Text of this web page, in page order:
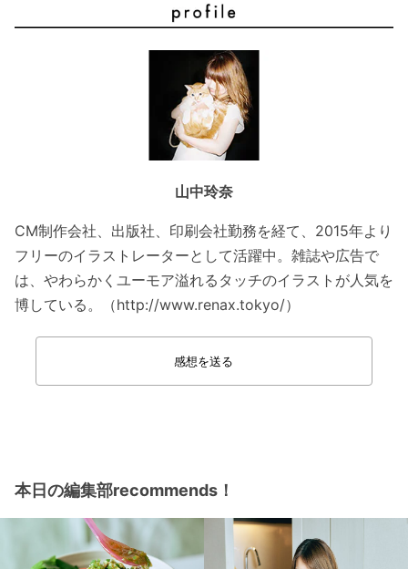
山中玲奈
CM制作会社、出版社、印刷会社勤務を経て、2015年より
フリーのイラストレーターとして活躍中。雑誌や広告で
は、やわらかくユーモア溢れるタッチのイラストが人気を
博している。（http://www.renax.tokyo/）
感想を送る
本日の編集部recommends！